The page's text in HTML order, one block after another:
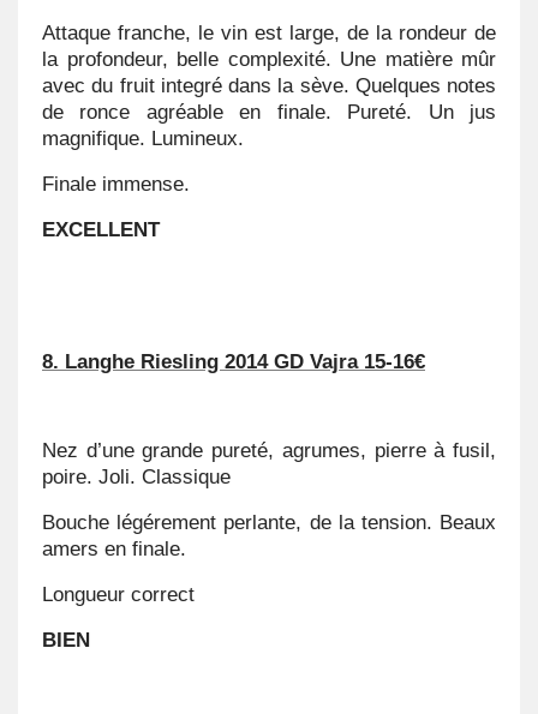
Attaque franche, le vin est large, de la rondeur de
la profondeur, belle complexité. Une matière mûr
avec du fruit integré dans la sève. Quelques notes
de ronce agréable en finale. Pureté. Un jus
magnifique. Lumineux.
Finale immense.
EXCELLENT
8. Langhe Riesling 2014 GD Vajra 15-16€
Nez d’une grande pureté, agrumes, pierre à fusil,
poire. Joli. Classique
Bouche légérement perlante, de la tension. Beaux
amers en finale.
Longueur correct
BIEN